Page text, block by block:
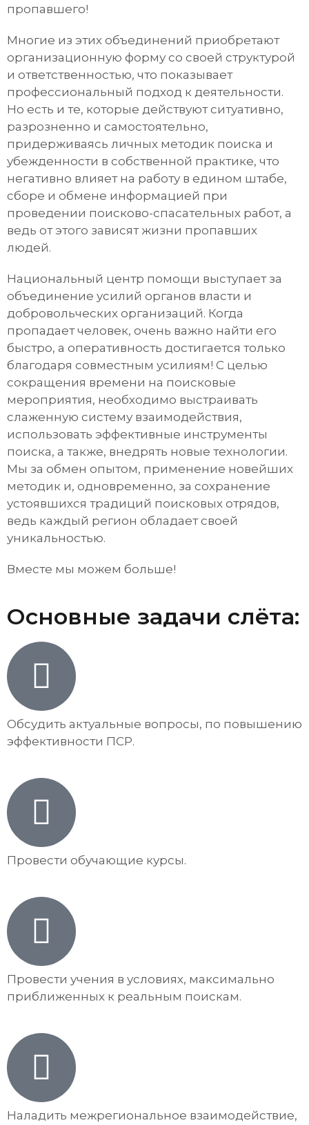
пропавшего!
Многие из этих объединений приобретают
организационную форму со своей структурой
и ответственностью, что показывает
профессиональный подход к деятельности.
Но есть и те, которые действуют ситуативно,
разрозненно и самостоятельно,
придерживаясь личных методик поиска и
убежденности в собственной практике, что
негативно влияет на работу в едином штабе,
сборе и обмене информацией при
проведении поисково-спасательных работ, а
ведь от этого зависят жизни пропавших
людей.
Национальный центр помощи выступает за
объединение усилий органов власти и
добровольческих организаций. Когда
пропадает человек, очень важно найти его
быстро, а оперативность достигается только
благодаря совместным усилиям! С целью
сокращения времени на поисковые
мероприятия, необходимо выстраивать
слаженную систему взаимодействия,
использовать эффективные инструменты
поиска, а также, внедрять новые технологии.
Мы за обмен опытом, применение новейших
методик и, одновременно, за сохранение
устоявшихся традиций поисковых отрядов,
ведь каждый регион обладает своей
уникальностью.
Вместе мы можем больше!
Основные задачи слёта:
Обсудить актуальные вопросы, по повышению
эффективности ПСР.
Провести обучающие курсы.
Провести учения в условиях, максимально
приближенных к реальным поискам.
Наладить межрегиональное взаимодействие,